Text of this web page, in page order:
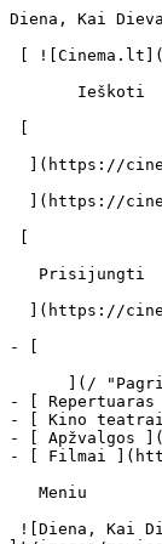
Diena, Kai Dievas Išvyko / Le jour où Dieu est parti en voyage (2009) | Filmo online info - cinema.lt                            Ieškoti     

 [ ![Cinema.lt](https://cinema.lt/images/logo.svg) ![Cinema.lt](https://cinema.lt/images/favicon.svg) ](https://cinema.lt "Cinema.lt")

       Ieškoti     

 [  

  ](https://cinema.lt/dashboard/saved-movies) [  

  ](https://cinema.lt/dashboard/saved-movies)

 [  

   Prisijungti  ](https://cinema.lt/login) [  

  ](https://cinema.lt/login) 

- [  

      ](/ "Pagrindinis")
- [ Repertuaras ](https://cinema.lt/repertuaras "Repertuaras")
- [ Kino teatrai ](https://cinema.lt/kino-teatrai "Kino teatrai")
- [ Apžvalgos ](/apzvalgos "Apžvalgos")
- [ Filmai ](https://cinema.lt/filmai "Filmai")

   Meniu   

 ![Diena, Kai Dievas Išvyko filmo online nuotraukos](https://s3.eu-central-1.amazonaws.com/cinema-lt/images/movies/backdrop/6baf0b8d67e58e8e6e0523ef954b86c1/c/DfLP1yxTiDzXGVNq-lg.jpg)

 1. [ 

      cinema.lt  ](/)
2. [  Filmai  ](https://cinema.lt/filmai)
3. Diena, Kai Dievas Išvyko

   ![](https://cinema.lt/images/bookmarks/bookmark.svg)   

 [    ![Diena, Kai Dievas Išvyko filmo online